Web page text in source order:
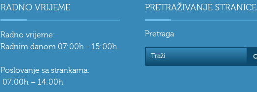
RADNO VRIJEME
Radno vrijeme:
Radnim danom 07:00h - 15:00h
Poslovanje sa strankama:
07:00h – 14:00h
PRETRAŽIVANJE STRANICE
Pretraga